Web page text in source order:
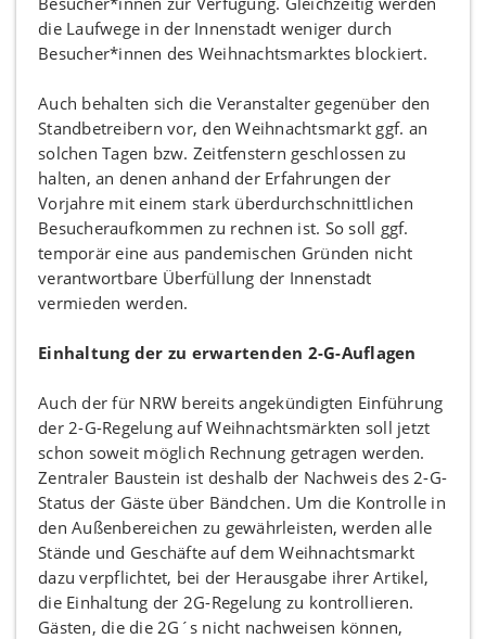
die Laufwege in der Innenstadt weniger durch
Besucher*innen des Weihnachtsmarktes blockiert.
Auch behalten sich die Veranstalter gegenüber den
Standbetreibern vor, den Weihnachtsmarkt ggf. an
solchen Tagen bzw. Zeitfenstern geschlossen zu
halten, an denen anhand der Erfahrungen der
Vorjahre mit einem stark überdurchschnittlichen
Besucheraufkommen zu rechnen ist. So soll ggf.
temporär eine aus pandemischen Gründen nicht
verantwortbare Überfüllung der Innenstadt
vermieden werden.
Einhaltung der zu erwartenden 2-G-Auflagen
Auch der für NRW bereits angekündigten Einführung
der 2-G-Regelung auf Weihnachtsmärkten soll jetzt
schon soweit möglich Rechnung getragen werden.
Zentraler Baustein ist deshalb der Nachweis des 2-G-
Status der Gäste über Bändchen. Um die Kontrolle in
den Außenbereichen zu gewährleisten, werden alle
Stände und Geschäfte auf dem Weihnachtsmarkt
dazu verpflichtet, bei der Herausgabe ihrer Artikel,
die Einhaltung der 2G-Regelung zu kontrollieren.
Gästen, die die 2G´s nicht nachweisen können,